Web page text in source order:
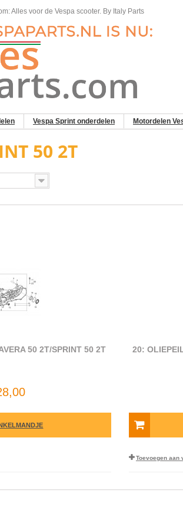
Alles voor de Vespa scooter. By Italy Parts
Vespa Sprint onderdelen Motordelen
50 2T
50 2T/SPRINT 50 2T
20:
Toevoegen aan